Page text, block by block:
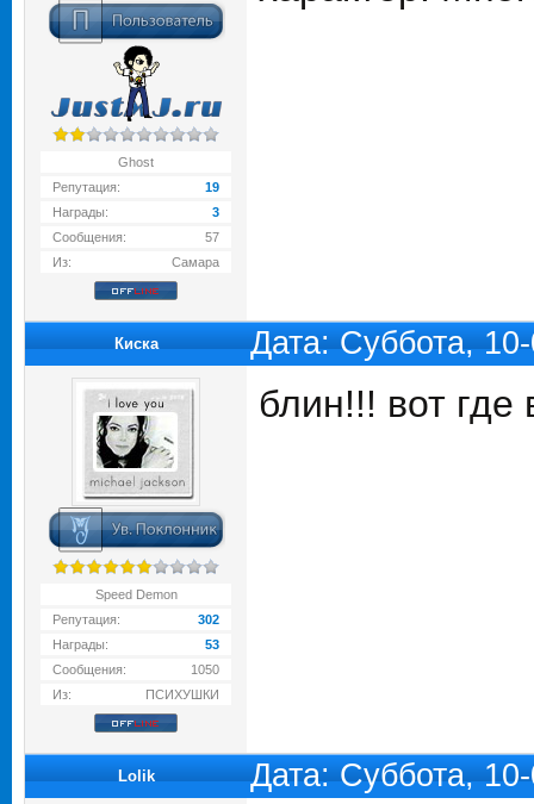
Ghost
Репутация:
19
Награды:
3
Сообщения:
57
Из:
Самара
Киска Дата: Суббота,
Speed Demon
Репутация:
302
Награды:
53
Сообщения:
1050
Из:
ПСИХУШКИ
блин!!! вот где
Lolik Дата: Суббота,